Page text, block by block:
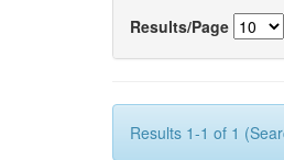
Results/Page
Results 1-1 of 1